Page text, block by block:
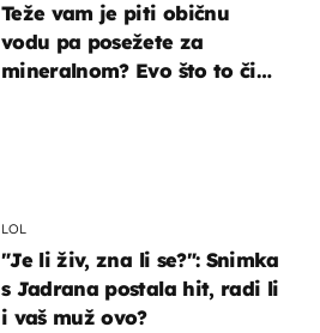
LOL
"Je li živ, zna li se?": Snimka
s Jadrana postala hit, radi li
i vaš muž ovo?
Teže vam je piti običnu
vodu pa posežete za
mineralnom? Evo što to čini